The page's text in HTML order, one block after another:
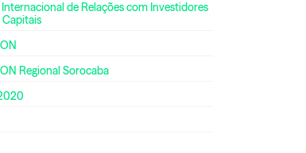
de Relações com Investidores
Capitais
Regional Sorocaba